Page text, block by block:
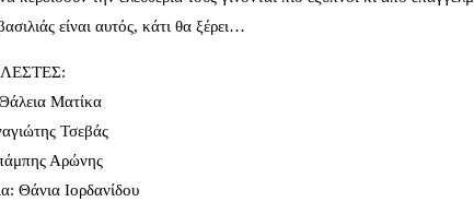
είναι αυτός, κάτι θα ξέρει…
Ματίκα
Τσεβάς
Αρώνης
Θάνια Ιορδανίδου